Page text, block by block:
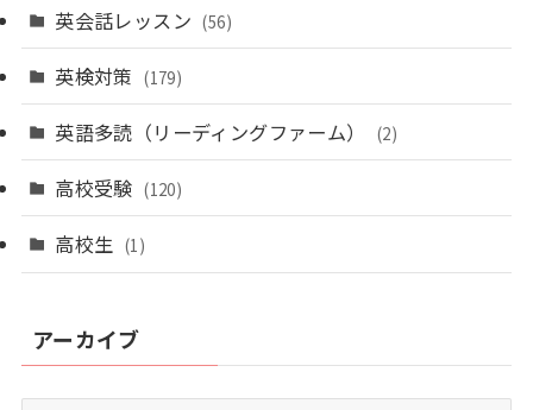
英会話レッスン (56)
英検対策 (179)
英語多読（リーディングファーム） (2)
高校受験 (120)
高校生 (1)
アーカイブ